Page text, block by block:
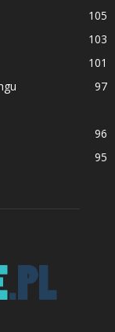
105
103
101
97
96
95